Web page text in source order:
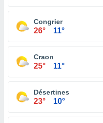
Congrier
26° 11°
Craon
25° 11°
Désertines
23° 10°